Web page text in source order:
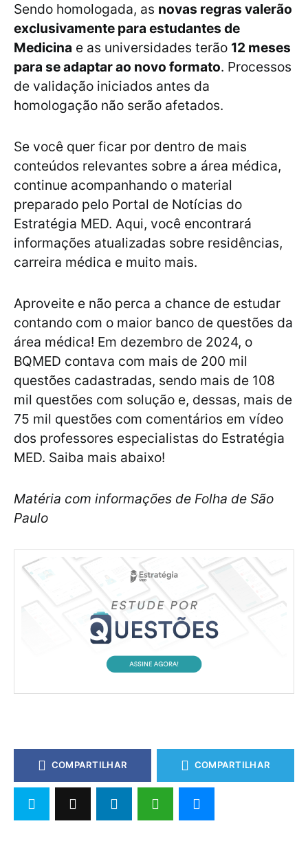
Sendo homologada, as novas regras valerão
exclusivamente para estudantes de
Medicina e as universidades terão 12 meses
para se adaptar ao novo formato. Processos
de validação iniciados antes da
homologação não serão afetados.
Se você quer ficar por dentro de mais
conteúdos relevantes sobre a área médica,
continue acompanhando o material
preparado pelo Portal de Notícias do
Estratégia MED. Aqui, você encontrará
informações atualizadas sobre residências,
carreira médica e muito mais.
Aproveite e não perca a chance de estudar
contando com o maior banco de questões da
área médica! Em dezembro de 2024, o
BQMED contava com mais de 200 mil
questões cadastradas, sendo mais de 108
mil questões com solução e, dessas, mais de
75 mil questões com comentários em vídeo
dos professores especialistas do Estratégia
MED. Saiba mais abaixo!
Matéria com informações de Folha de São
Paulo
COMPARTILHAR COMPARTILHAR